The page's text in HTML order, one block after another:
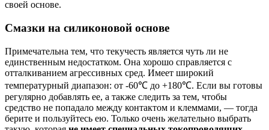
своей основе.
Смазки на силиконовой основе
Примечательна тем, что текучесть является чуть ли не
единственным недостатком. Она хорошо справляется с
отталкиванием агрессивных сред. Имеет широкий
температурный диапазон: от -60℃ до +180℃. Если вы готовы
регулярно добавлять ее, а также следить за тем, чтобы
средство не попадало между контактом и клеммами, — тогда
берите и пользуйтесь ею. Только очень желательно выбрать